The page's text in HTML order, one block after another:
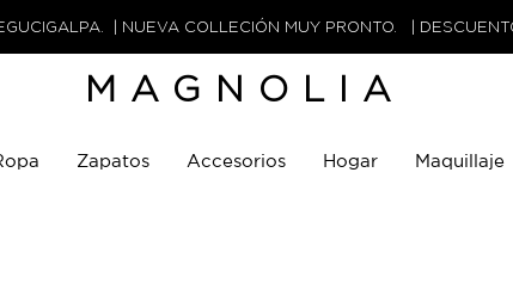
| NUEVA COLLECIÓN MUY PRONTO. |
MAGNOLIA
Zapatos Accesorios Hogar Maquillaje